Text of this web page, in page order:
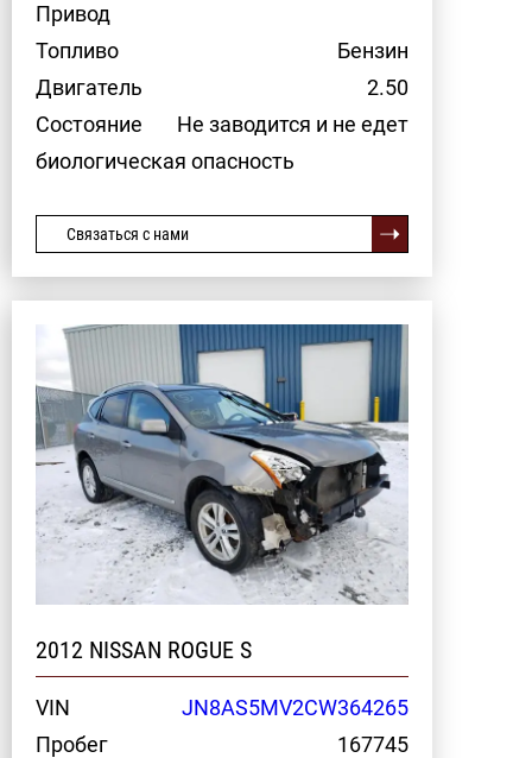
Привод
Топливо
Бензин
Двигатель
2.50
Состояние
Не заводится и не едет
биологическая опасность
Связаться с нами
2012 NISSAN ROGUE S
VIN
JN8AS5MV2CW364265
Пробег
167745